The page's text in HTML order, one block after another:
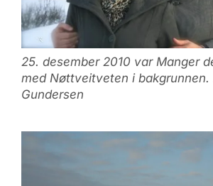
25. desember 2010 var Manger
med Nøttveitveten i bakgrunnen.
Gundersen